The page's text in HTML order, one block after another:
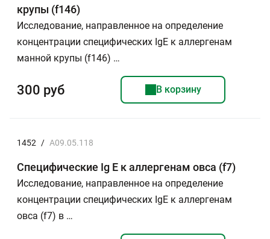
крупы (f146)
Исследование, направленное на определение
концентрации специфических IgE к аллергенам
манной крупы (f146) …
300 руб В корзину
1452 / A09.05.118
Специфические Ig E к аллергенам овса (f7)
Исследование, направленное на определение
концентрации специфических IgE к аллергенам
овса (f7) в …